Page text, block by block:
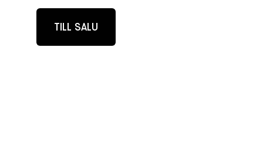
TILL SALU